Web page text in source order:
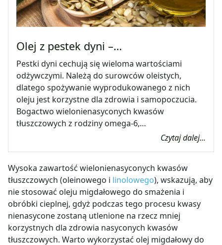
Olej z pestek dyni –…
Pestki dyni cechują się wieloma wartościami
odżywczymi. Należą do surowców oleistych,
dlatego spożywanie wyprodukowanego z nich
oleju jest korzystne dla zdrowia i samopoczucia.
Bogactwo wielonienasyconych kwasów
tłuszczowych z rodziny omega-6,…
Czytaj dalej...
Wysoka zawartość wielonienasyconych kwasów
tłuszczowych (oleinowego i linolowego), wskazują, aby
nie stosować oleju migdałowego do smażenia i
obróbki cieplnej, gdyż podczas tego procesu kwasy
nienasycone zostaną utlenione na rzecz mniej
korzystnych dla zdrowia nasyconych kwasów
tłuszczowych. Warto wykorzystać olej migdałowy do